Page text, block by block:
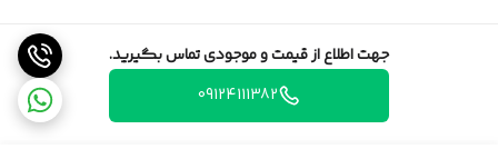
جهت اطلاع از قیمت و موجودی تماس بگیرید.
09124111382